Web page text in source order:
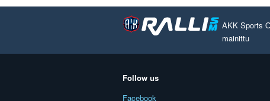
AKK Sports
mainittu
Follow us
Facebook